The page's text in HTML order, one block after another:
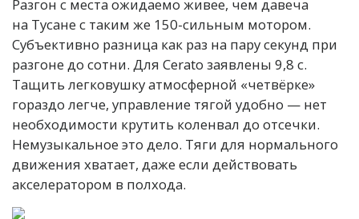
Разгон с места ожидаемо живее, чем давеча
на Тусане с таким же 150-сильным мотором.
Субъективно разница как раз на пару секунд при
разгоне до сотни. Для Cerato заявлены 9,8 с.
Тащить легковушку атмосферной «четвёрке»
гораздо легче, управление тягой удобно — нет
необходимости крутить коленвал до отсечки.
Немузыкальное это дело. Тяги для нормального
движения хватает, даже если действовать
акселератором в полхода.